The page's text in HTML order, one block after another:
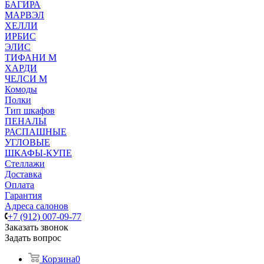
БАГИРА
МАРВЭЛ
ХЕЛЛИ
ИРБИС
ЭЛИС
ТИФАНИ М
ХАРДИ
ЧЕЛСИ М
Комоды
Полки
Тип шкафов
ПЕНАЛЫ
РАСПАШНЫЕ
УГЛОВЫЕ
ШКАФЫ-КУПЕ
Стеллажи
Доставка
Оплата
Гарантия
Адреса салонов
+7 (912) 007-09-77
Заказать звонок
Задать вопрос
Корзина0